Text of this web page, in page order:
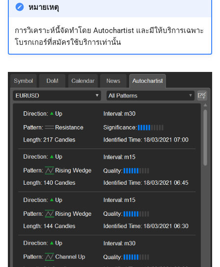
หมายเหตุ
การวิเคราะห์นี้จัดทำโดย Autochartist และมีให้บริการเฉพาะ
โบรกเกอร์ที่สมัครใช้บริการเท่านั้น